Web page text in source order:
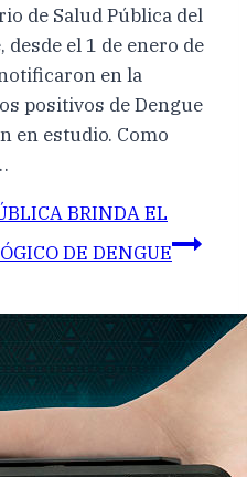
de Salud Pública del
el 1 de enero de
en la
positivos de Dengue
en estudio. Como
BRINDA EL
DE DENGUE